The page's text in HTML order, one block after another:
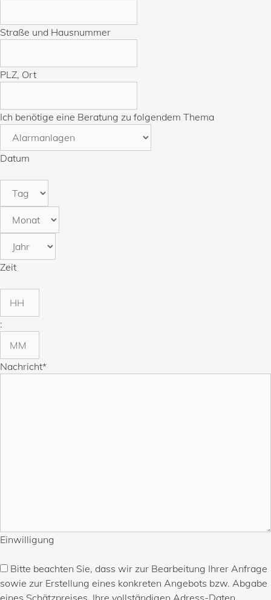
Straße und Hausnummer
PLZ, Ort
Ich benötige eine Beratung zu folgendem Thema
Datum
Zeit
:
Nachricht*
Einwilligung
Bitte beachten Sie, dass wir zur Bearbeitung Ihrer Anfrage
sowie zur Erstellung eines konkreten Angebots bzw. Abgabe